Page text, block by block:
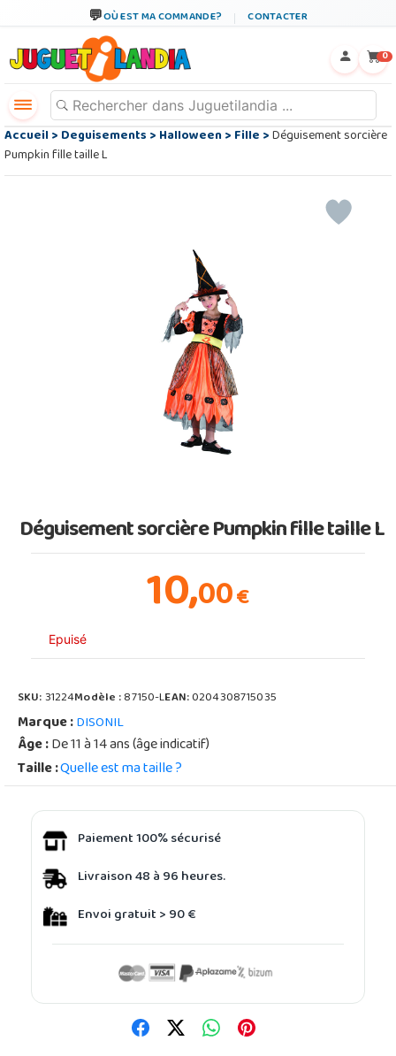
OÙ EST MA COMMANDE? CONTACTER
0
Accueil>Deguisements>Halloween>Fille>Déguisement sorcière
Pumpkin fille taille L
Déguisement sorcière Pumpkin fille taille L
10,00€
Epuisé
SKU:31224Modèle :87150-LEAN:0204308715035
Marque :DISONIL
Âge :De 11 à 14 ans (âge indicatif)
Taille :Quelle est ma taille ?
Paiement 100% sécurisé
Livraison 48 à 96 heures.
Envoi gratuit > 90 €